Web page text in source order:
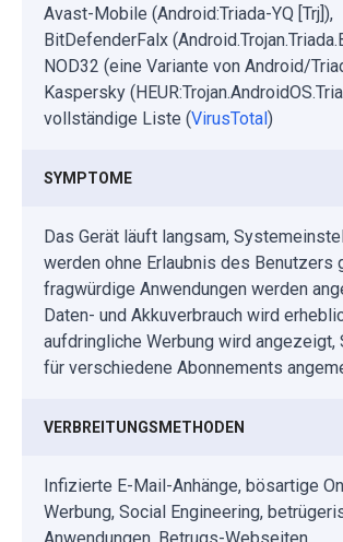
Avast-Mobile (Android:Triada-YQ [Trj]),
BitDefenderFalx
NOD32 (eine Variante von Android/
Kaspersky
vollständige Liste (VirusTotal)
SYMPTOME
Das Gerät läuft langsam,
werden ohne Erlaubnis des Benutzers
fragwürdige Anwendungen werden
Daten- und Akkuverbrauch wird
aufdringliche Werbung wird angezeigt,
für verschiedene Abonnements
VERBREITUNGSMETHODEN
Infizierte E-Mail-Anhänge, bösartige
Werbung, Social Engineering,